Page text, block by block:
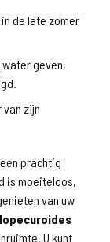
de late zomer
geven,
zijn
prachtig
is moeiteloos,
van uw
U kunt